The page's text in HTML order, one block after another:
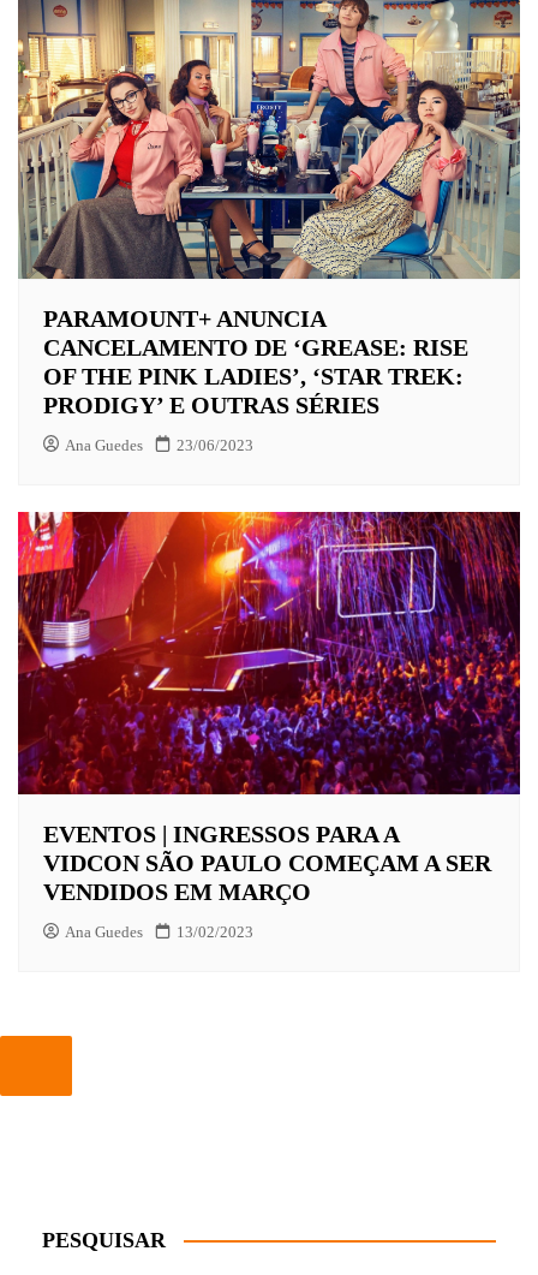
PARAMOUNT+ ANUNCIA
CANCELAMENTO DE ‘GREASE: RISE
OF THE PINK LADIES’, ‘STAR TREK:
PRODIGY’ E OUTRAS SÉRIES
Ana Guedes 23/06/2023
EVENTOS | INGRESSOS PARA A
VIDCON SÃO PAULO COMEÇAM A SER
VENDIDOS EM MARÇO
Ana Guedes 13/02/2023
PESQUISAR